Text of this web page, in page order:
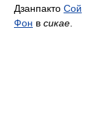
Дзанпакто Сой
Фон в сикае